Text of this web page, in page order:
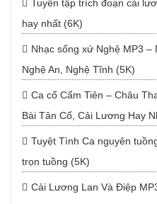
Tuyển tập trích đoạn cải
hay nhất (6K)
Nhạc sống xứ Nghệ MP3 –
Nghệ An, Nghệ Tĩnh (5K)
Ca cổ Cẩm Tiên – Châu
Bài Tân Cổ, Cải Lương Hay
Tuyệt Tình Ca nguyên
trọn tuồng (5K)
Cải Lương Lan Và Điệp